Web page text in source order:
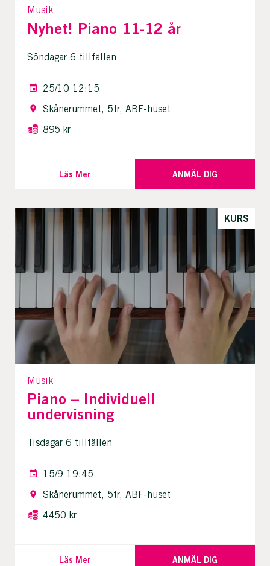
Musik
Nyhet! Piano 11-12 år
Söndagar 6 tillfällen
25/10 12:15
Skånerummet, 5tr, ABF-huset
895 kr
Läs Mer ANMÄL DIG
KURS
Musik
Piano – Individuell
undervisning
Tisdagar 6 tillfällen
15/9 19:45
Skånerummet, 5tr, ABF-huset
4450 kr
Läs Mer ANMÄL DIG